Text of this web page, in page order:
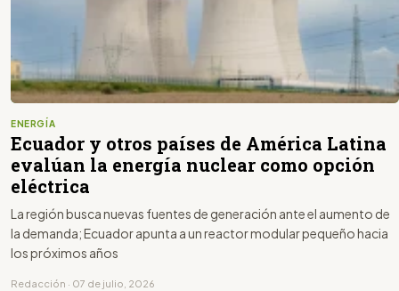
ENERGÍA
Ecuador y otros países de América Latina
evalúan la energía nuclear como opción
eléctrica
La región busca nuevas fuentes de generación ante el aumento de
la demanda; Ecuador apunta a un reactor modular pequeño hacia
los próximos años
Redacción · 07 de julio, 2026